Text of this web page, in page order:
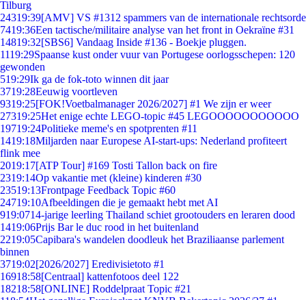
Tilburg
24319:39[AMV] VS #1312 spammers van de internationale rechtsorde
7419:36Een tactische/militaire analyse van het front in Oekraïne #31
14819:32[SBS6] Vandaag Inside #136 - Boekje pluggen.
1119:29Spaanse kust onder vuur van Portugese oorlogsschepen: 120
gewonden
519:29Ik ga de fok-toto winnen dit jaar
3719:28Eeuwig voortleven
9319:25[FOK!Voetbalmanager 2026/2027] #1 We zijn er weer
27319:25Het enige echte LEGO-topic #45 LEGOOOOOOOOOOO
19719:24Politieke meme's en spotprenten #11
1419:18Miljarden naar Europese AI-start-ups: Nederland profiteert
flink mee
2019:17[ATP Tour] #169 Tosti Tallon back on fire
2319:14Op vakantie met (kleine) kinderen #30
23519:13Frontpage Feedback Topic #60
24719:10Afbeeldingen die je gemaakt hebt met AI
919:0714-jarige leerling Thailand schiet grootouders en leraren dood
1419:06Prijs Bar le duc rood in het buitenland
2219:05Capibara's wandelen doodleuk het Braziliaanse parlement
binnen
3719:02[2026/2027] Eredivisietoto #1
16918:58[Centraal] kattenfotoos deel 122
18218:58[ONLINE] Roddelpraat Topic #21